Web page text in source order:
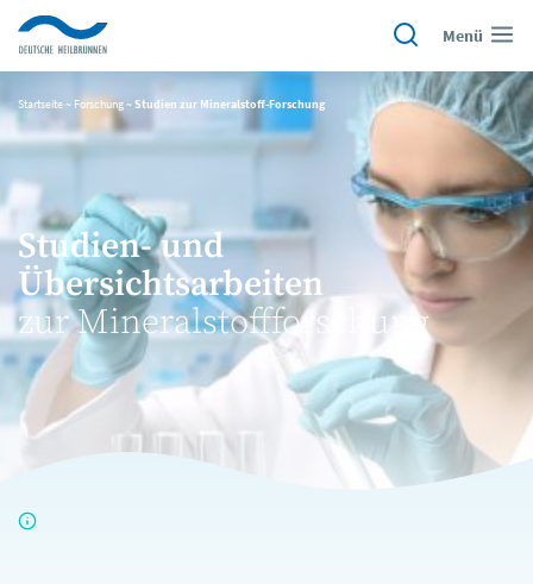
Menü
Startseite~ Forschung~ Studien zur Mineralstoff-Forschung
Studien- und
Übersichtsarbeiten
zur Mineralstoffforschung